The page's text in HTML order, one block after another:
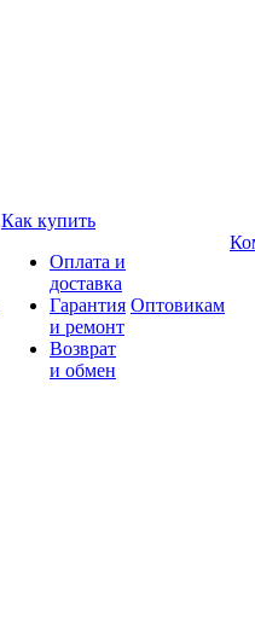
Как купить
Оплата и
доставка
Гарантия
и ремонт
Возврат
и обмен
Оптовикам